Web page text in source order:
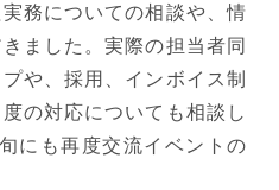
務についての相談や、情
ました。実際の担当者同
や、採用、インボイス制
の対応についても相談し
にも再度交流イベントの